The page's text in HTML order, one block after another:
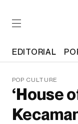
EDITORIAL
POP CULTURE
‘House